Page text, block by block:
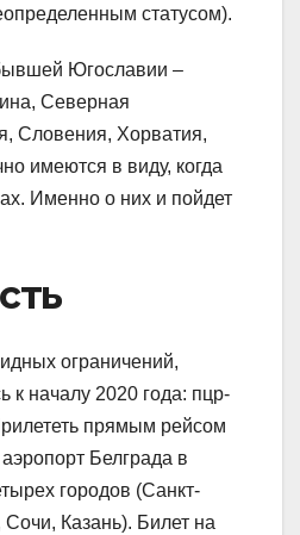
статусом).
Югославии –
Северная
Словения, Хорватия,
имеются в виду, когда
Именно о них и пойдет
ограничений,
к началу 2020 года: пцр-
прямым рейсом
Белграда в
городов (Санкт-
Сочи, Казань). Билет на